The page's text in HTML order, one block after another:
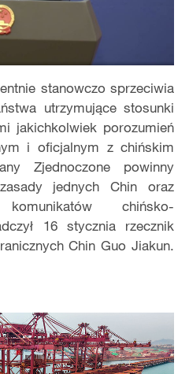
stanowczo sprzeciwia
utrzymujące stosunki
jakichkolwiek porozumień
i oficjalnym z chińskim
Zjednoczone powinny
jednych Chin oraz
chińsko-
16 stycznia rzecznik
Chin Guo Jiakun.